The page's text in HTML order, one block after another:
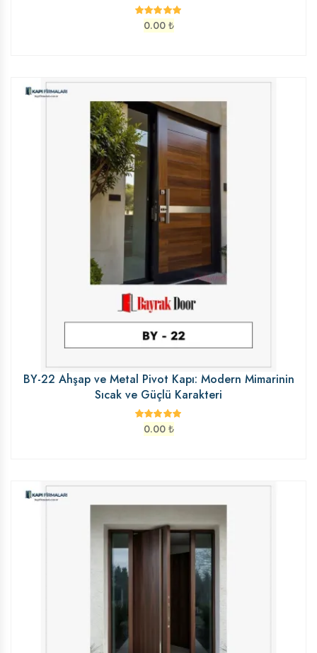
0.00 ₺
BY-22 Ahşap ve Metal Pivot Kapı: Modern Mimarinin
Sıcak ve Güçlü Karakteri
0.00 ₺